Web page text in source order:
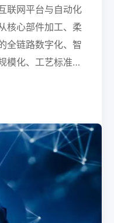
联网平台与自动化
核心部件加工、柔
全链路数字化、智
模化、工艺标准